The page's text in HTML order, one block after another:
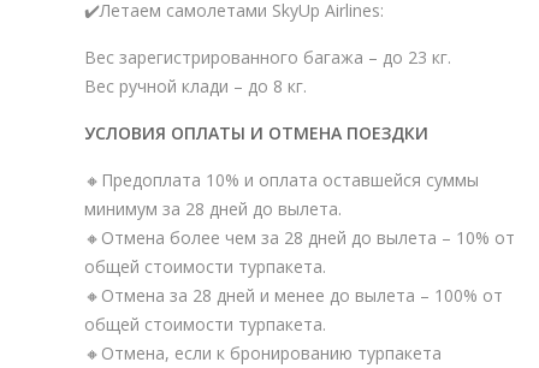
✔️Летаем самолетами SkyUp Airlines:
Вес зарегистрированного багажа – до 23 кг.
Вес ручной клади – до 8 кг.
УСЛОВИЯ ОПЛАТЫ И ОТМЕНА ПОЕЗДКИ
🔸Предоплата 10% и оплата оставшейся суммы
минимум за 28 дней до вылета.
🔸Отмена более чем за 28 дней до вылета – 10% от
общей стоимости турпакета.
🔸Отмена за 28 дней и менее до вылета – 100% от
общей стоимости турпакета.
🔸Отмена, если к бронированию турпакета